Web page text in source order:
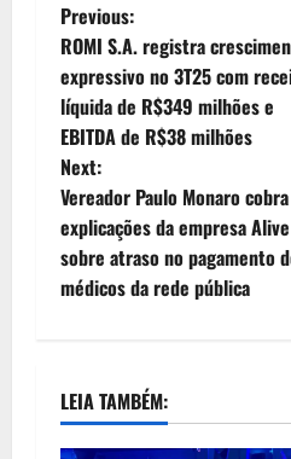
Previous:
ROMI S.A. registra
expressivo no 3T25 com
líquida de R$349 milhões e
EBITDA de R$38 milhões
Next:
Vereador Paulo Monaro cobra
explicações da empresa Alive
sobre atraso no pagamento
médicos da rede pública
LEIA TAMBÉM: